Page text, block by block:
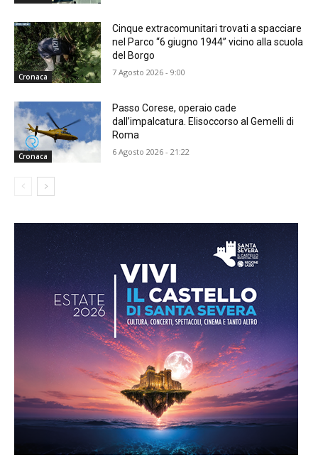
Cronaca
Cinque extracomunitari trovati a spacciare
nel Parco “6 giugno 1944” vicino alla scuola
del Borgo
7 Agosto 2026 - 9:00
Cronaca
Passo Corese, operaio cade
dall’impalcatura. Elisoccorso al Gemelli di
Roma
6 Agosto 2026 - 21:22